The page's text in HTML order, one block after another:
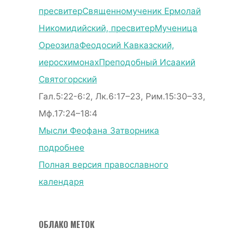
пресвитерСвященномученик Ермолай
Никомидийский, пресвитерМученица
ОреозилаФеодосий Кавказский,
иеросхимонахПреподобный Исаакий
Святогорский
Гал.5:22-6:2, Лк.6:17–23, Рим.15:30–33,
Мф.17:24–18:4
Мысли Феофана Затворника
подробнее
Полная версия православного
календаря
ОБЛАКО МЕТОК